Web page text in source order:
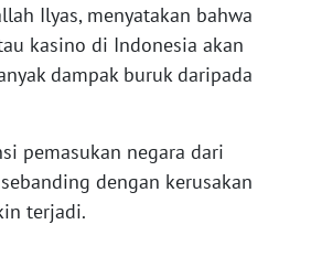
Ilyas, menyatakan bahwa
kasino di Indonesia akan
dampak buruk daripada
pemasukan negara dari
dengan kerusakan
terjadi.